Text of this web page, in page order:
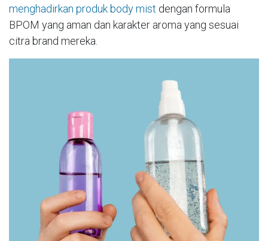
menghadirkan produk body mist dengan formula
BPOM yang aman dan karakter aroma yang sesuai
citra brand mereka.